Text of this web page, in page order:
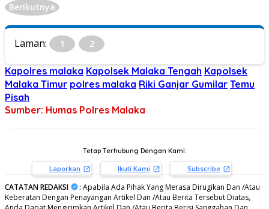
Berikutnya
Laman: 1 2
Kapolres malaka Kapolsek Malaka Tengah Kapolsek
Malaka Timur polres malaka Riki Ganjar Gumilar Temu
Pisah
Sumber: Humas Polres Malaka
Tetap Terhubung Dengan Kami:
Laporkan Ikuti Kami Subscribe
CATATAN REDAKSI : Apabila Ada Pihak Yang Merasa Dirugikan Dan /Atau
Keberatan Dengan Penayangan Artikel Dan /Atau Berita Tersebut Diatas,